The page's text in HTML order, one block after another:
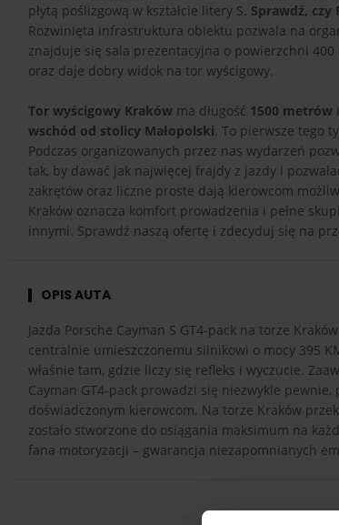
płytą poślizgową w kształcie litery S. Sprawdź, czy
Rozwinięta infrastruktura obiektu pozwala na
znajduje się sala prezentacyjna o powierzchni
oraz daje dobry widok na tor wyścigowy.
Tor wyścigowy Kraków ma długość 1500 metrów
wschód od stolicy Małopolski. To pierwsze tego
Podczas organizowanych przez nas wydarzeń
tak, by dawać jak najwięcej frajdy z jazdy i
zakrętów oraz liczne proste dają kierowcom
Kraków oznacza komfort prowadzenia i pełne
innymi. Sprawdź naszą ofertę i zdecyduj się na
OPIS AUTA
Jazda Porsche Cayman S GT4-pack na torze
centralnie umieszczonemu silnikowi o mocy 395
właśnie tam, gdzie liczy się refleks i wyczucie.
Cayman GT4-pack prowadzi się niezwykle
doświadczonym kierowcom. Na torze Kraków
zostało stworzone do osiągania maksimum na
fana motoryzacji – gwarancja niezapomnianych